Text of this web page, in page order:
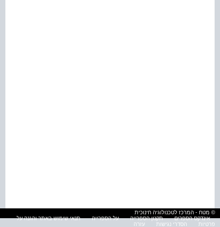
© מטח - המרכז לטכנולוגיה חינוכית
אינדקס הספרים
תקנון הספרייה על הספרייה
תנאי שימוש באתר והגנה על
פרטיות
הסדרי נגישות עזרה